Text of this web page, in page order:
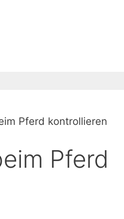
Pferd kontrollieren
Pferd